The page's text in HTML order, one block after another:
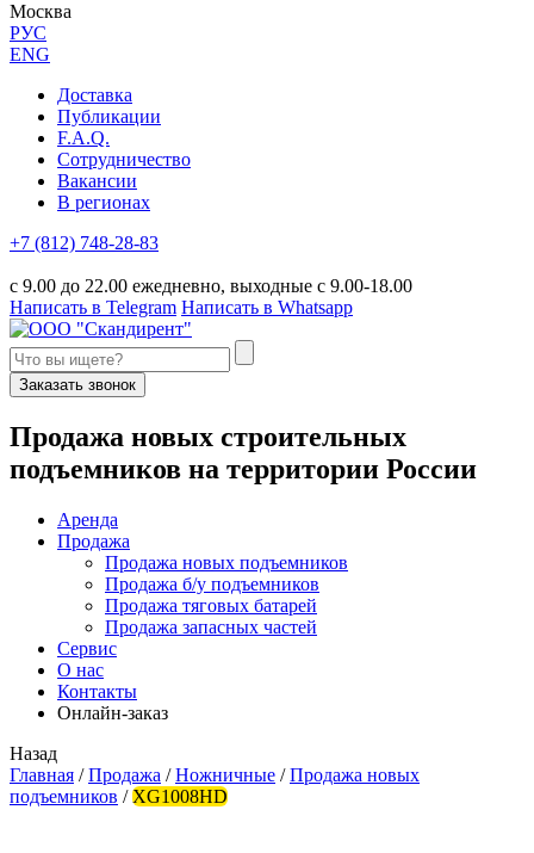
Москва
РУС
ENG
Доставка
Публикации
F.A.Q.
Сотрудничество
Вакансии
В регионах
+7 (812) 748-28-83
с 9.00 до 22.00 ежедневно, выходные с 9.00-18.00
Написать в Telegram Написать в Whatsapp
Заказать звонок
Продажа новых строительных
подъемников на территории России
Аренда
Продажа
Продажа новых подъемников
Продажа б/у подъемников
Продажа тяговых батарей
Продажа запасных частей
Сервис
О нас
Контакты
Онлайн-заказ
Назад
Главная / Продажа / Ножничные / Продажа новых
подъемников / XG1008HD